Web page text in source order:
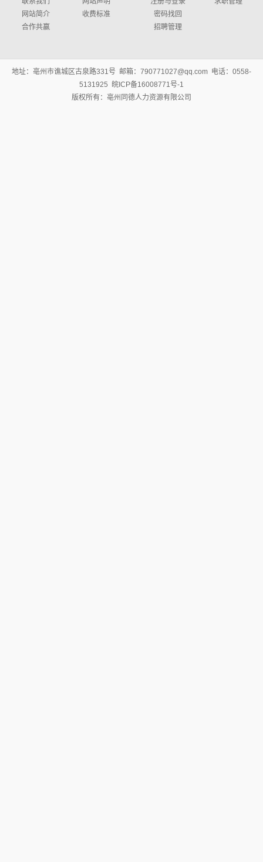
网站简介
合作共赢
收费标准
密码找回
招聘管理
地址：亳州市谯城区古泉路331号 邮箱：790771027@qq.com 电话：0558-
5131925 皖ICP备16008771号-1
版权所有：亳州同德人力资源有限公司